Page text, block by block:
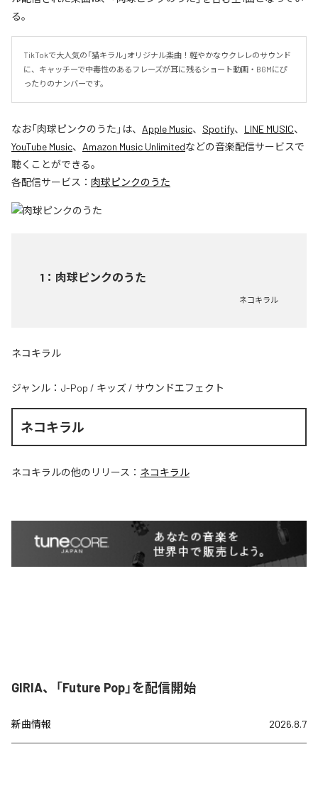
る。
TikTokで大人気の「猫キラル」オリジナル楽曲！軽やかなウクレレのサウンド
に、キャッチーで中毒性のあるフレーズが耳に残るショート動画・BGMにぴ
ったりのナンバーです。
なお「肉球ピンクのうた 」は、 Apple Music、 Spotify、 LINE MUSIC、
YouTube Music、 Amazon Music Unlimitedなどの音楽配信サービスで
聴くことができる。
各配信サービス： 肉球ピンクのうた
1 ： 肉球ピンクのうた
ネコキラル
ネコキラル
ジャンル： J-Pop / キッズ / サウンドエフェクト
ネコキラル
ネコキラルの他のリリース： ネコキラル
GIRIA、「Future Pop」を配信開始
新曲情報 2026.8.7